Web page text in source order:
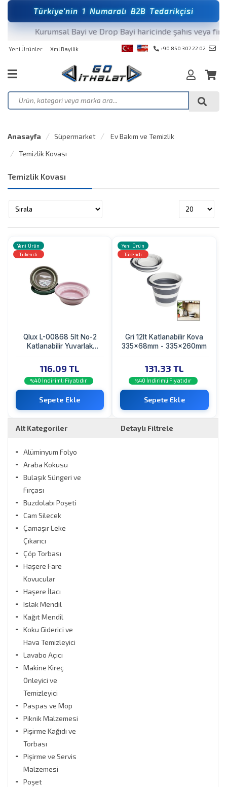
Türkiye'nin 1 Numaralı B2B Tedarikçisi
Kurumsal Bayi ve Drop Bayi haricinde şahıs veya
Yeni Ürünler Xml Bayilik +90 850 307 22 02
Anasayfa Süpermarket
Ev Bakım ve Temizlik
Temizlik Kovası
Temizlik Kovası
Qlux L-00868 5lt No-2
Katlanabilir Yuvarlak
116.09 TL
%40 İndirimli Fiyatıdır
Yeni Ürün
Tükendi
Sepete Ekle
Gri 12lt Katlanabilir Kova
335x68mm - 335x260mm
131.33 TL
%40 İndirimli Fiyatıdır
Yeni Ürün
Tükendi
Sepete Ekle
Alt Kategoriler
Alüminyum Folyo
Araba Kokusu
Bulaşık Süngeri ve
Fırçası
Buzdolabı Poşeti
Cam Silecek
Çamaşır Leke
Çıkarıcı
Çöp Torbası
Haşere Fare
Kovucular
Haşere İlacı
Islak Mendil
Kağıt Mendil
Koku Giderici ve
Hava Temizleyici
Lavabo Açıcı
Makine Kireç
Önleyici ve
Temizleyici
Paspas ve Mop
Piknik Malzemesi
Pişirme Kağıdı ve
Torbası
Pişirme ve Servis
Malzemesi
Poşet
Detaylı Filtrele